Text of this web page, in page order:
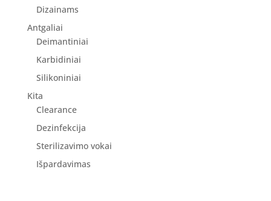
Dizainams
Antgaliai
Deimantiniai
Karbidiniai
Silikoniniai
Kita
Clearance
Dezinfekcija
Sterilizavimo vokai
Išpardavimas